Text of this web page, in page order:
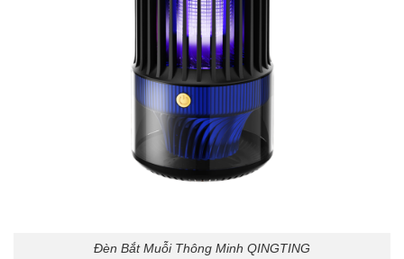
Đèn Bắt Muỗi Thông Minh QINGTING